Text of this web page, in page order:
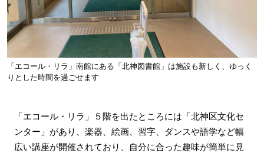
「エコール・リラ」南館にある「北神図書館」は施設も新しく、ゆっく
りとした時間を過ごせます
「エコール・リラ」５階を出たところには「北神区文化セ
ンター」があり、楽器、絵画、習字、ダンスや語学など幅
広い講座が開催されており、自分に合った趣味が簡単に見